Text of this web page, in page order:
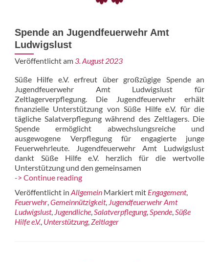
Spende an Jugendfeuerwehr Amt
Ludwigslust
Veröffentlicht am 3. August 2023
Süße Hilfe e.V. erfreut über großzügige Spende an
Jugendfeuerwehr Amt Ludwigslust für
Zeltlagerverpflegung. Die Jugendfeuerwehr erhält
finanzielle Unterstützung von Süße Hilfe e.V. für die
tägliche Salatverpflegung während des Zeltlagers. Die
Spende ermöglicht abwechslungsreiche und
ausgewogene Verpflegung für engagierte junge
Feuerwehrleute. Jugendfeuerwehr Amt Ludwigslust
dankt Süße Hilfe e.V. herzlich für die wertvolle
Unterstützung und den gemeinsamen
-> Continue readingSpende
Jugendfeuerwehr
Amt
Ludwigslust
Veröffentlicht in Allgemein Markiert mit Engagement,
Feuerwehr,Gemeinnützigkeit, Jugendfeuerwehr Amt
Ludwigslust, Jugendliche,Salatverpflegung,Spende,Süße
Hilfe e.V., Unterstützung,Zeltlager